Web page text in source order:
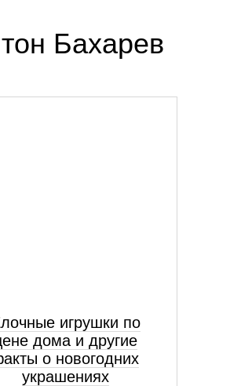
Бахарев
игрушки по
дома и другие
о новогодних
украшениях